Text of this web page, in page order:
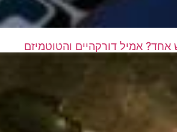
אמיל דורקהיים והטוטמיזם